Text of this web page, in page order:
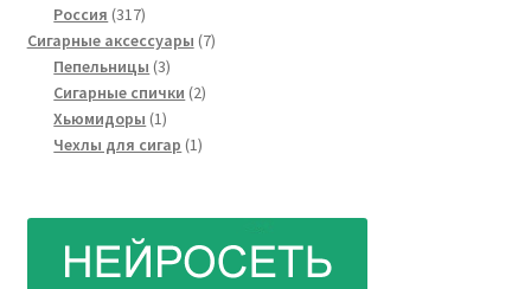
товаров
Россия 317317
товаров
Сигарные аксессуары 77
Пепельницы 33
товара
Сигарные спички 22
Хьюмидоры 11
товар
Чехлы для сигар 11